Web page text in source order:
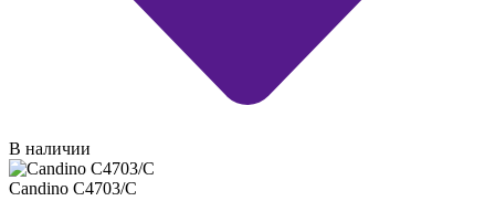
В наличии
Candino C4703/C